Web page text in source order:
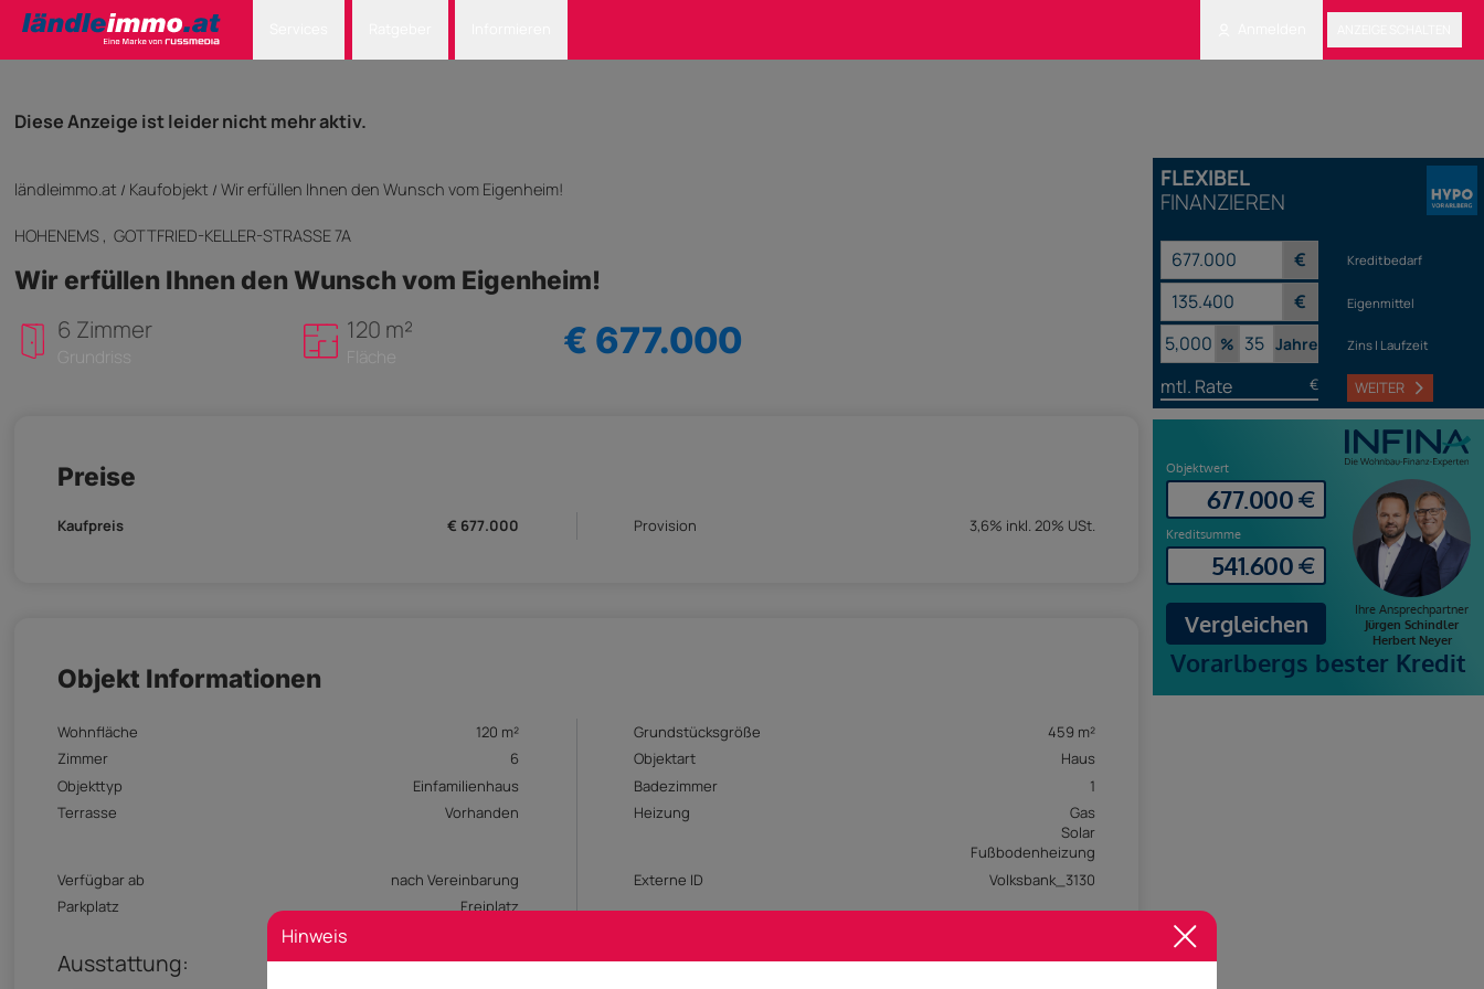
FLEXIBEL
FINANZIEREN
€ Kreditbedarf
€ Eigenmittel
% Jahre Zins | Laufzeit
mtl. Rate € WEITER
Diese Anzeige ist leider nicht mehr aktiv.
ländleimmo.at / Kaufobjekt / Wir erfüllen Ihnen den Wunsch vom Eigenheim!
HOHENEMS , GOTTFRIED-KELLER-STRASSE 7A
Wir erfüllen Ihnen den Wunsch vom Eigenheim!
6 Zimmer
Grundriss
120 m²
Fläche € 677.000
Preise
Kaufpreis € 677.000 Provision 3,6% inkl. 20% USt.
Objekt Informationen
Wohnfläche 120 m² Grundstücksgröße
459 m²
Zimmer
6 Objektart
Haus
Objekttyp
Einfamilienhaus Badezimmer
1
Terrasse
Vorhanden Heizung
Gas
Solar
Fußbodenheizung
Verfügbar ab
nach Vereinbarung Externe ID
Volksbank_3130
Parkplatz
Freiplatz
Ausstattung:
Hinweis